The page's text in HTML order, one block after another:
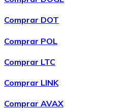
XRP
Comprar DOT
Comprar POL
Comprar LTC
Comprar LINK
Comprar AVAX